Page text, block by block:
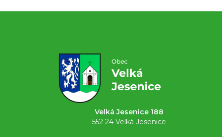
Velká Jesenice 188
552 24 Velká Jesenice